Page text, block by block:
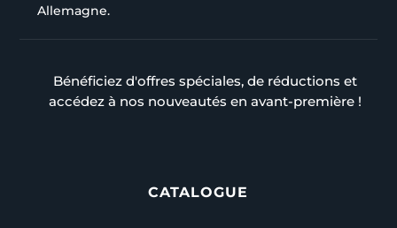
Allemagne.
Bénéficiez d'offres spéciales, de réductions et
accédez à nos nouveautés en avant-première !
CATALOGUE